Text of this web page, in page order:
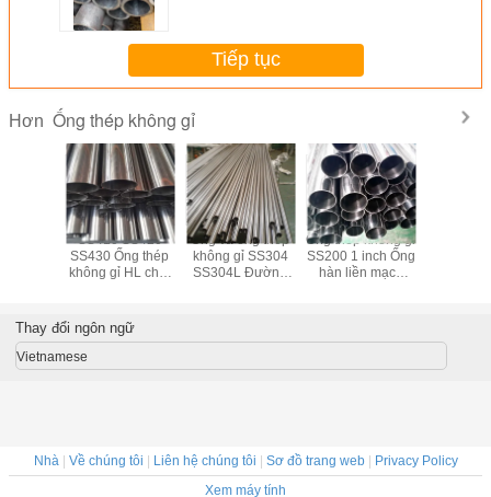
Tiếp tục
Hơn Ống thép không gỉ
SS410 SS420
SS430 Ống thép
không gỉ HL chải
Ống và ống thép
không gỉ SS304
SS304L Đường
Ống thép không gỉ
SS200 1 inch Ống
hàn liền mạch
Thay đổi ngôn ngữ
Vietnamese
Nhà| Về chúng tôi | Liên hệ chúng tôi | Sơ đồ trang web| Privacy Policy
Xem máy tính